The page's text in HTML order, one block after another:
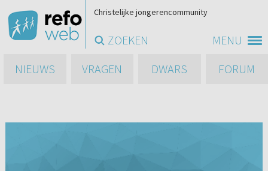
MENU
Christelijke jongerencommunity
ZOEKEN
NIEUWS
VRAGEN DWARS FORUM